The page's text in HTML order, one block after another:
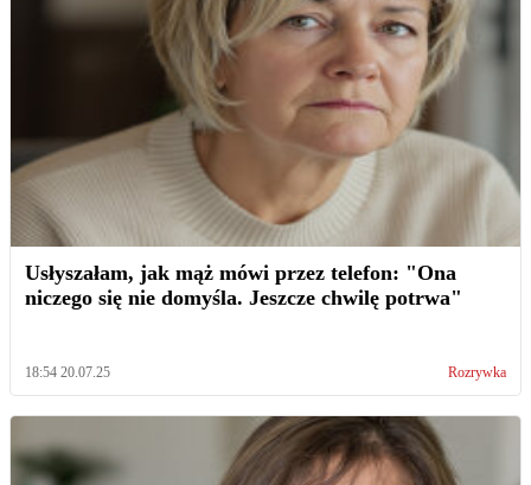
Usłyszałam, jak mąż mówi przez telefon: "Ona
niczego się nie domyśla. Jeszcze chwilę potrwa"
18:54 20.07.25 Rozrywka